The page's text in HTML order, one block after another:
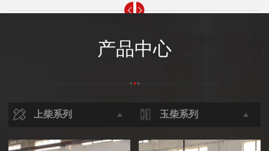
产品中心
上柴系列 玉柴系列